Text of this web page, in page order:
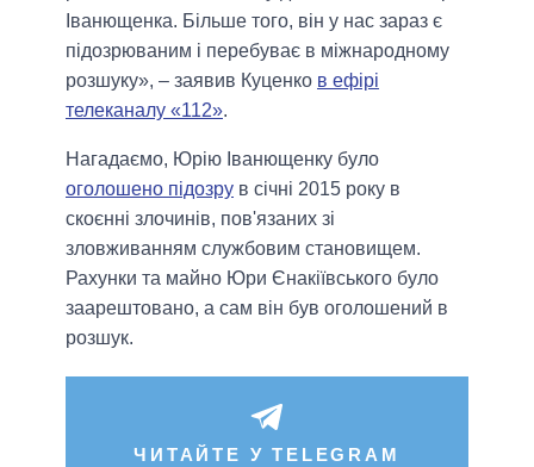
Іванющенка. Більше того, він у нас зараз є
підозрюваним і перебуває в міжнародному
розшуку», – заявив Куценко в ефірі
телеканалу «112».
Нагадаємо, Юрію Іванющенку було
оголошено підозру в січні 2015 року в
скоєнні злочинів, пов'язаних зі
зловживанням службовим становищем.
Рахунки та майно Юри Єнакіївського було
заарештовано, а сам він був оголошений в
розшук.
ЧИТАЙТЕ У TELEGRAM